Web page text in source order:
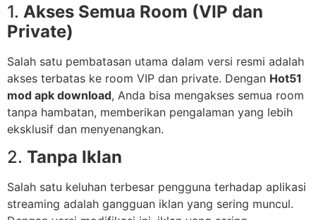
1. Akses Semua Room (VIP dan
Private)
Salah satu pembatasan utama dalam versi resmi adalah
akses terbatas ke room VIP dan private. Dengan Hot51
mod apk download, Anda bisa mengakses semua room
tanpa hambatan, memberikan pengalaman yang lebih
eksklusif dan menyenangkan.
2. Tanpa Iklan
Salah satu keluhan terbesar pengguna terhadap aplikasi
streaming adalah gangguan iklan yang sering muncul.